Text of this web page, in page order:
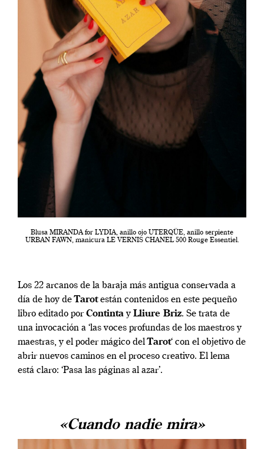
Blusa MIRANDA for LYDIA, anillo ojo UTERQÜE, anillo serpiente
URBAN FAWN, manicura LE VERNIS CHANEL 500 Rouge Essentiel.
Los 22 arcanos de la baraja más antigua conservada a
día de hoy deTarotestán contenidos en este pequeño
libro editado porContintayLliure Briz. Se trata de
una invocación a ‘las voces profundas de los maestros y
maestras, y el poder mágico delTarot‘ con el objetivo de
abrir nuevos caminos en el proceso creativo. El lema
está claro: ‘Pasa las páginas al azar’.
«Cuando nadie mira»